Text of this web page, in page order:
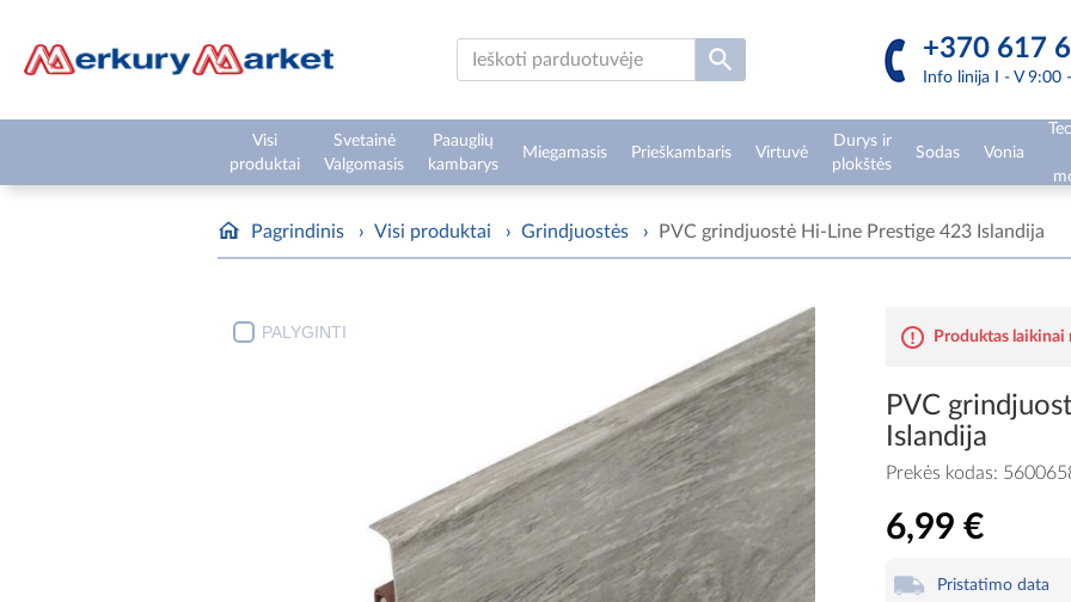
+370 617
Info linija I - V 9:00
Visi
produktai
Svetainė
Valgomasis
Paauglių
kambarys
Miegamasis Prieškambaris Virtuvė
Durys ir
plokštės
Sodas Vonia
Pagrindinis › Visi produktai › Grindjuostės › PVC grindjuostė Hi-Line Prestige 423 Islandija
PALYGINTI Produktas laikinai
PVC
Islandija
Prekės kodas:
6,99 €
Pristatimo data